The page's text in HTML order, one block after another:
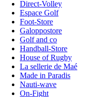
Direct-Volley
Espace Golf
Foot-Store
Galoppostore
Golf and co
Handball-Store
House of Rugby
La sellerie de Maé
Made in Paradis
Nauti-wave
On-Fight